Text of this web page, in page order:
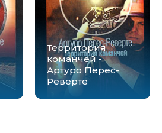
Территория
команчей -
Артуро Перес-
Реверте